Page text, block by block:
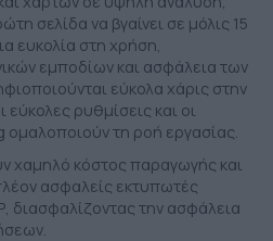
σελίδα να βγαίνει σε μόλις 15
ευκολία στη χρήση,
εμποδίων και ασφάλεια των
εύκολα χάρις στην
ρυθμίσεις και οι
τη ροή εργασίας.
χαμηλό κόστος παραγωγής και
ασφαλείς εκτυπωτές
διασφαλίζοντας την ασφάλεια